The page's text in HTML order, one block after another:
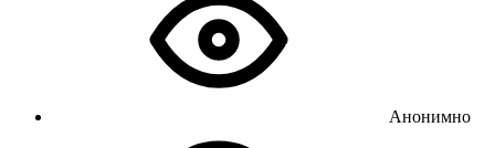
Анонимно